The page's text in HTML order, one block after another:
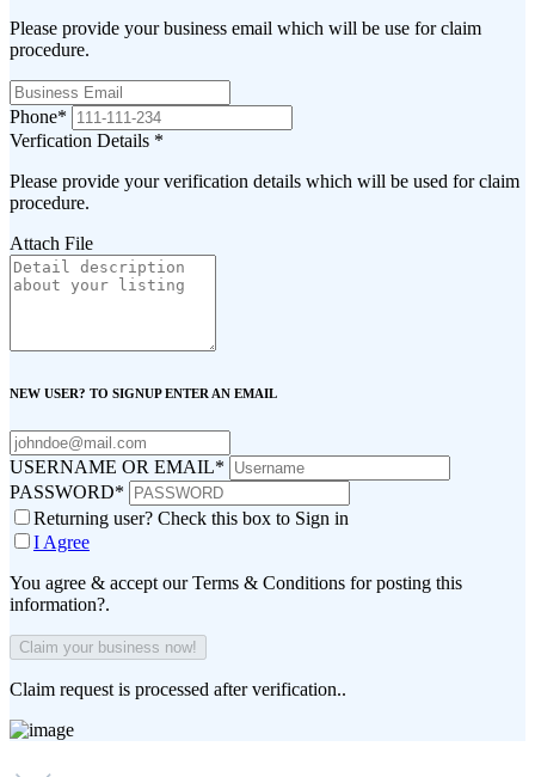
Please provide your business email which will be use for claim
procedure.
Phone*
Verfication Details *
Please provide your verification details which will be used for claim
procedure.
Attach File
NEW USER? TO SIGNUP ENTER AN EMAIL
USERNAME OR EMAIL*
PASSWORD*
Returning user? Check this box to Sign in
I Agree
You agree & accept our Terms & Conditions for posting this
information?.
Claim request is processed after verification..